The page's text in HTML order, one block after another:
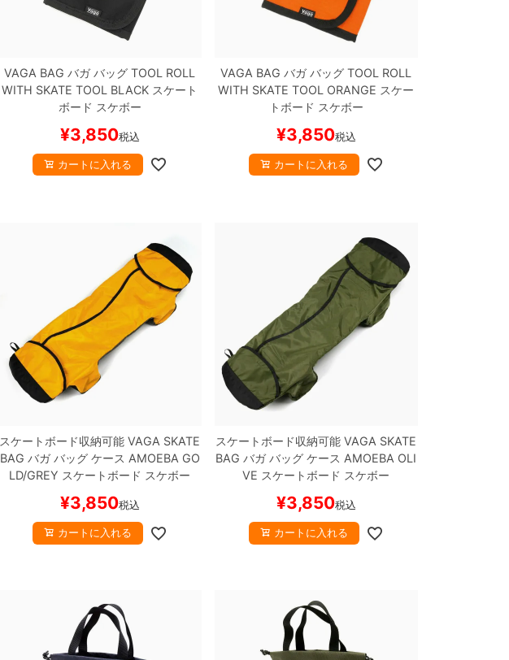
VAGA BAG バガバッグ TOOL ROLL
WITH SKATE TOOL BLACK スケート
ボード スケボー
¥3,850税込
カートに入れる
VAGA BAG バガバッグ TOOL ROLL
WITH SKATE TOOL ORANGE スケー
トボード スケボー
¥3,850税込
カートに入れる
スケートボード収納可能 VAGA SKATE
BAG バガバッグ ケース AMOEBA GO
LD/GREY スケートボード スケボー
¥3,850税込
カートに入れる
スケートボード収納可能 VAGA SKATE
BAG バガバッグ ケース AMOEBA OLI
VE スケートボード スケボー
¥3,850税込
カートに入れる